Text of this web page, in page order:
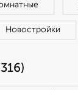
Новостройки